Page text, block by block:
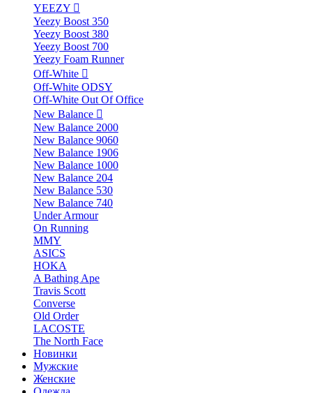
YEEZY
Yeezy Boost 350
Yeezy Boost 380
Yeezy Boost 700
Yeezy Foam Runner
Off-White
Off-White ODSY
Off-White Out Of Office
New Balance
New Balance 2000
New Balance 9060
New Balance 1906
New Balance 1000
New Balance 204
New Balance 530
New Balance 740
Under Armour
On Running
MMY
ASICS
HOKA
A Bathing Ape
Travis Scott
Converse
Old Order
LACOSTE
The North Face
Новинки
Мужские
Женские